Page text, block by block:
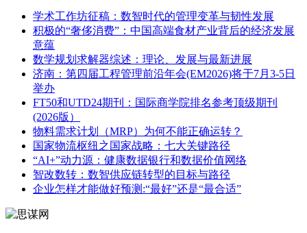
学术工作坊征稿：数智时代的管理变革与韧性发展
积极的“奢侈消费”：中国高端食材产业背后的经济发展
意蕴
数学规划求解器综述：理论、发展与最新进展
济南：第四届工程管理前沿年会(EM2026)将于7月3-5日
举办
FT50和UTD24期刊：国际商学院排名参考顶级期刊
(2026版）
物料需求计划（MRP）为何不能正确运转？
国家物流枢纽之国家战略：七大关键路径
“AI+”动力源：健康数据银行和数据价值网络
智改数转：数智供应链转型的目标与路径
企业怎样才能做好预测:“最好”还是“最合适”